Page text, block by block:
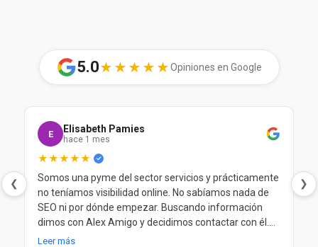
5.0★★★★★Opiniones en Google
❮ ❯
E Elisabeth Pamies
hace 1 mes
★★★★★
Somos una pyme del sector servicios y prácticamente
no teníamos visibilidad online. No sabíamos nada de
SEO ni por dónde empezar. Buscando información
dimos con Alex Amigo y decidimos contactar con él.
Desde el principio nos ayudó a entender nuestra
Leer más